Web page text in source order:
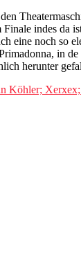
indes da
eine noch so
in
herunter
Köhler;